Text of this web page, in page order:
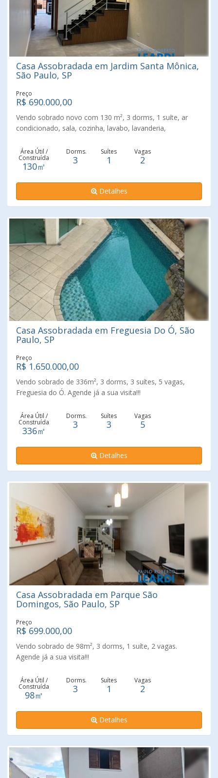
Casa Assobradada em Jardim Santa Mônica,
São Paulo, SP
Preço
R$ 690.000,00
Vendo sobrado novo com 130 m², 3 dorms, 1 suíte, ar
condicionado, sala, cozinha, lavabo, lavanderia,
visita!!!
Área Útil /
Construída
130㎡
Dorms.
3
Suítes
1
Vagas
2
Detalhes
Casa Assobradada em Freguesia Do Ó, São
Paulo, SP
Preço
R$ 1.650.000,00
Vendo sobrado de 336m², 3 dorms, 3 suítes, 5 vagas,
Freguesia do Ó. Agende já a sua visita!!!
Área Útil /
Construída
336㎡
Dorms.
3
Suítes
3
Vagas
5
Detalhes
Casa Assobradada em Parque São
Domingos, São Paulo, SP
Preço
R$ 699.000,00
Vendo sobrado de 98m², 3 dorms, 1 suíte, 2 vagas.
Agende já a sua visita!!!
Área Útil /
Construída
98㎡
Dorms.
3
Suítes
1
Vagas
2
Detalhes